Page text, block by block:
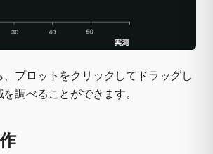
プロットをクリックしてドラッグし
調べることができます。